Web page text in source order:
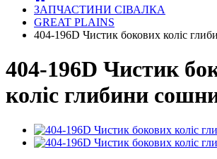
ЗАПЧАСТИНИ СІВАЛКА
GREAT PLAINS
404-196D Чистик бокових коліс
404-196D Чистик
коліс глибини